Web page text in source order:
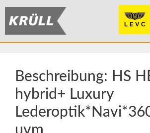
Beschreibung: HS
hybrid+ Luxury
uvm